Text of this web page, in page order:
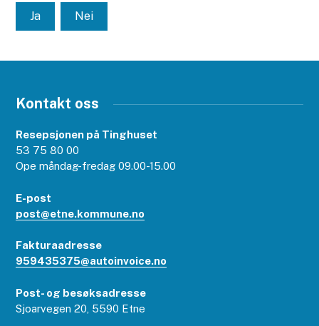
Ja Nei
Kontakt oss
Resepsjonen på Tinghuset
53 75 80 00
Ope måndag-fredag 09.00-15.00
E-post
post@etne.kommune.no
Fakturaadresse
959435375@autoinvoice.no
Post- og besøksadresse
Sjoarvegen 20, 5590 Etne